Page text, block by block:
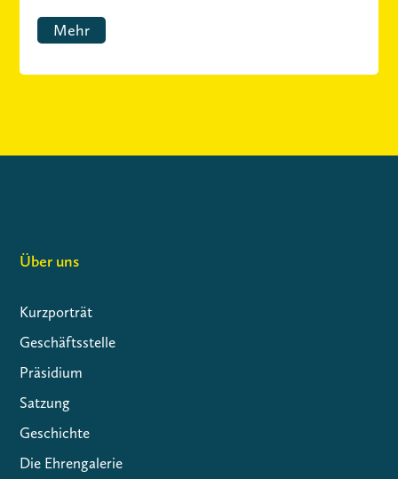
Mehr
Über uns
Kurzporträt
Geschäftsstelle
Präsidium
Satzung
Geschichte
Die Ehrengalerie